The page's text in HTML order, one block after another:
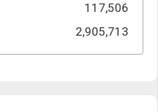
117,506
2,905,713